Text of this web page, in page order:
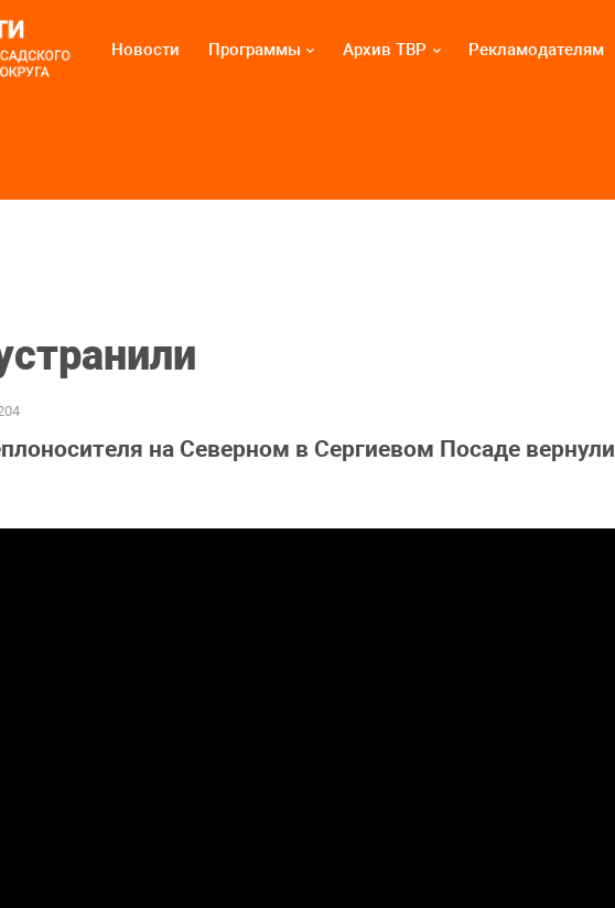
Новости Программы Архив ТВР Рекламодателям
на Северном в Сергиевом Посаде вернули